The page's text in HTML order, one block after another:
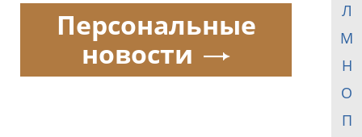
Л
М
Н
О
П
Персональные
новости